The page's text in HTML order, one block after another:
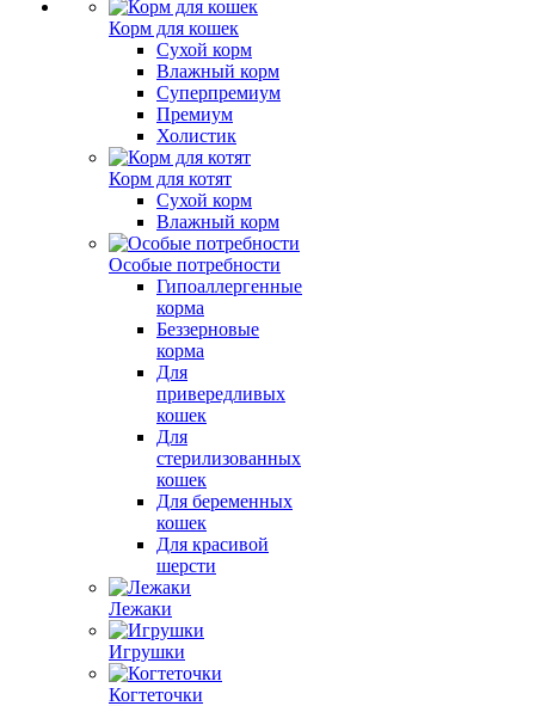
Корм для кошек
Сухой корм
Влажный корм
Суперпремиум
Премиум
Холистик
Корм для котят
Сухой корм
Влажный корм
Особые потребности
Гипоаллергенные
корма
Беззерновые
корма
Для
привередливых
кошек
Для
стерилизованных
кошек
Для беременных
кошек
Для красивой
шерсти
Лежаки
Игрушки
Когтеточки